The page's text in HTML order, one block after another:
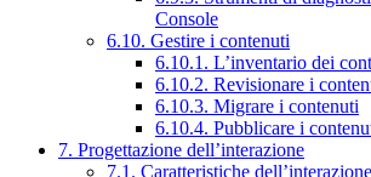
Console
6.10. Gestire i contenuti
6.10.1. L’inventario dei
6.10.2. Revisionare i
6.10.3. Migrare i contenuti
6.10.4. Pubblicare i
7. Progettazione dell’interazione
7.1. Caratteristiche dell’interazione